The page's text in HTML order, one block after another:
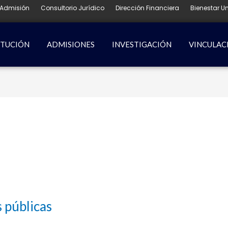
Admisión Consultorio Jurídico Dirección Financiera Bienestar
ADMISIONES INVESTIGACIÓN
públicas